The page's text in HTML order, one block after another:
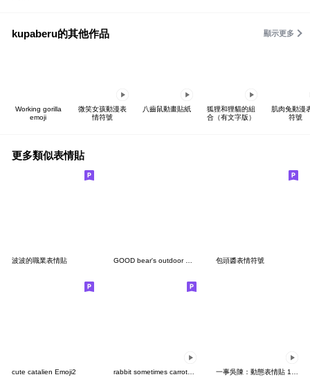
kupaberu的其他作品 顯示更多
Working gorilla
emoji
微笑女孩動漫表
情符號
八齒鼠動畫貼紙
狐狸和狸貓的組
合（有文字版）
肌肉兔動漫
符號
更多類似表情貼
波波的職業表情貼 包頭醬表情符號
cute catalien Emoji2 rabbit sometimes carrot new year remake 一事吳陳：動態表情貼 12 - 台台的日常